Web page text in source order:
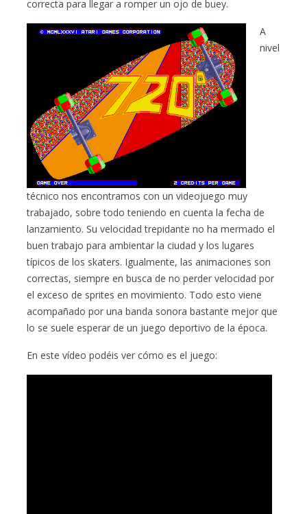
correcta para llegar a romper un ojo de buey.
A
nivel
técnico nos encontramos con un videojuego muy
trabajado, sobre todo teniendo en cuenta la fecha de
lanzamiento. Su velocidad trepidante no ha mermado el
buen trabajo para ambientar la ciudad y los lugares
típicos de los skaters. Igualmente, las animaciones son
correctas, siempre en busca de no perder velocidad por
el exceso de sprites en movimiento. Todo esto viene
acompañado por una banda sonora bastante mejor que
lo se suele esperar de un juego deportivo de la época.
En este vídeo podéis ver cómo es el juego: